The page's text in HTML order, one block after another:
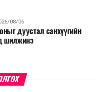
эдийн засгийн нөхцөл
эдгээр
сулруулах юм.
08/06
дуустал санхүүгийн
шилжинэ